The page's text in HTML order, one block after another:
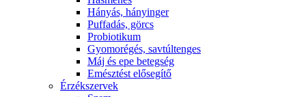
Hányás, hányinger
Puffadás, görcs
Probiotikum
Gyomorégés, savtúltenges
Máj és epe betegség
Emésztést elősegítő
Érzékszervek